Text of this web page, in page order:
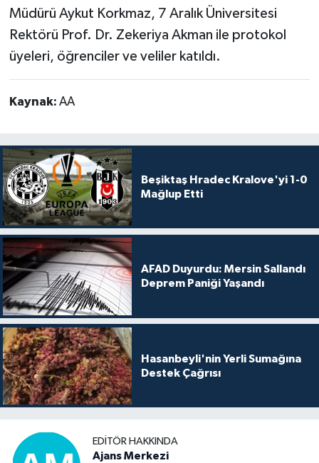
Müdürü Aykut Korkmaz, 7 Aralık Üniversitesi
Rektörü Prof. Dr. Zekeriya Akman ile protokol
üyeleri, öğrenciler ve veliler katıldı.
Kaynak: AA
Beşiktaş Hradec Kralove'yi 1-0
Mağlup Etti
AFAD Duyurdu: Mersin Sallandı
Deprem Paniği Yaşandı
Hasanbeyli'nin Yerli Sumağına
Destek Çağrısı
EDITÖR HAKKINDA
Ajans Merkezi